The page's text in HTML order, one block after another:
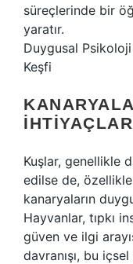
süreçlerinde bir
yaratır.
Duygusal
Keşfi
Kuşlar, genellikle
edilse de,
kanaryaların
Hayvanlar, tıpkı
güven ve ilgi
davranışı, bu